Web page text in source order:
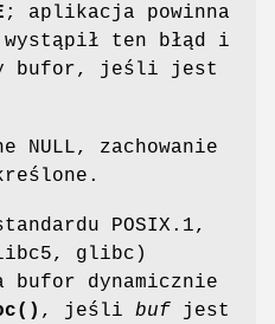
; aplikacja powinna
ten błąd i
bufor, jeśli jest
NULL, zachowanie
POSIX.1,
glibc)
bufor dynamicznie
, jeśli buf jest